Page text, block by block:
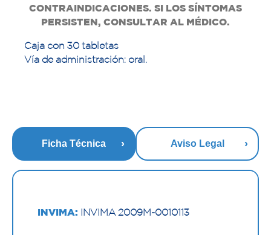
CONTRAINDICACIONES. SI LOS SÍNTOMAS
PERSISTEN, CONSULTAR AL MÉDICO.
Caja con 30 tabletas
Vía de administración: oral.
Ficha Técnica Aviso Legal
INVIMA: INVIMA 2009M-0010113